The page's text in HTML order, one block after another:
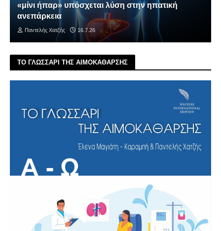
«μίνι ήπαρ» υπόσχεται λύση στην ηπατική
ανεπάρκεια
Παντελής Χατζής 16.7.26
ΤΟ ΓΛΩΣΣΑΡΙ ΤΗΣ ΑΙΜΟΚΑΘΑΡΣΗΣ